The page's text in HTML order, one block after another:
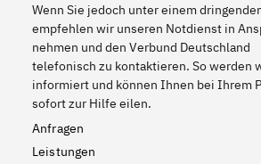
Wenn Sie jedoch unter einem
empfehlen wir unseren Notdienst in
nehmen und den Verbund Deutschland
telefonisch zu kontaktieren. So werden
informiert und können Ihnen bei Ihrem
sofort zur Hilfe eilen.
Anfragen
Leistungen